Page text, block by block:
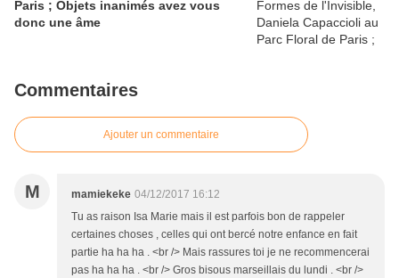
Paris ; Objets inanimés avez vous
donc une âme
Commentaires
Ajouter un commentaire
M mamiekeke 04/12/2017 16:12
Tu as raison Isa Marie mais il est parfois bon de rappeler
certaines choses , celles qui ont bercé notre enfance en fait
partie ha ha ha . <br /> Mais rassures toi je ne recommencerai
pas ha ha ha . <br /> Gros bisous marseillais du lundi . <br />